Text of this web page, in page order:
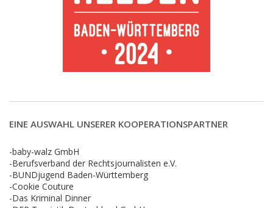
EINE AUSWAHL UNSERER KOOPERATIONSPARTNER
-baby-walz GmbH
-Berufsverband der Rechtsjournalisten e.V.
-BUNDjugend Baden-Württemberg
-Cookie Couture
-Das Kriminal Dinner